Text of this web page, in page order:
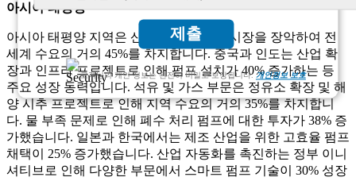
제출
고객님의 개인 정보는 완전히 비밀로 보장됩니다.개인정보 보호
아시아 태평양
아시아 태평양 지역은 산업용 워터 펌프 시장을 장악하여 전
세계 수요의 거의 45%를 차지합니다. 중국과 인도는 산업 확
장과 인프라 프로젝트로 인해 펌프 설치가 40% 증가하는 등
주요 성장 동력입니다. 석유 및 가스 부문은 정유소 확장 및 해
양 시추 프로젝트로 인해 지역 수요의 거의 35%를 차지합니
다. 물 부족 문제로 인해 폐수 처리 펌프에 대한 투자가 38% 증
가했습니다. 일본과 한국에서는 제조 산업을 위한 고효율 펌프
채택이 25% 증가했습니다. 산업 자동화를 촉진하는 정부 이니
셔티브로 인해 다양한 부문에서 스마트 펌프 기술이 30% 성장